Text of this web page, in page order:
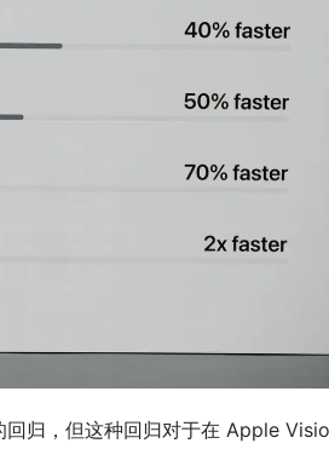
回归，但这种回归对于在 Apple